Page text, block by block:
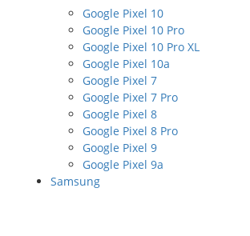
Google Pixel 10
Google Pixel 10 Pro
Google Pixel 10 Pro XL
Google Pixel 10a
Google Pixel 7
Google Pixel 7 Pro
Google Pixel 8
Google Pixel 8 Pro
Google Pixel 9
Google Pixel 9a
Samsung